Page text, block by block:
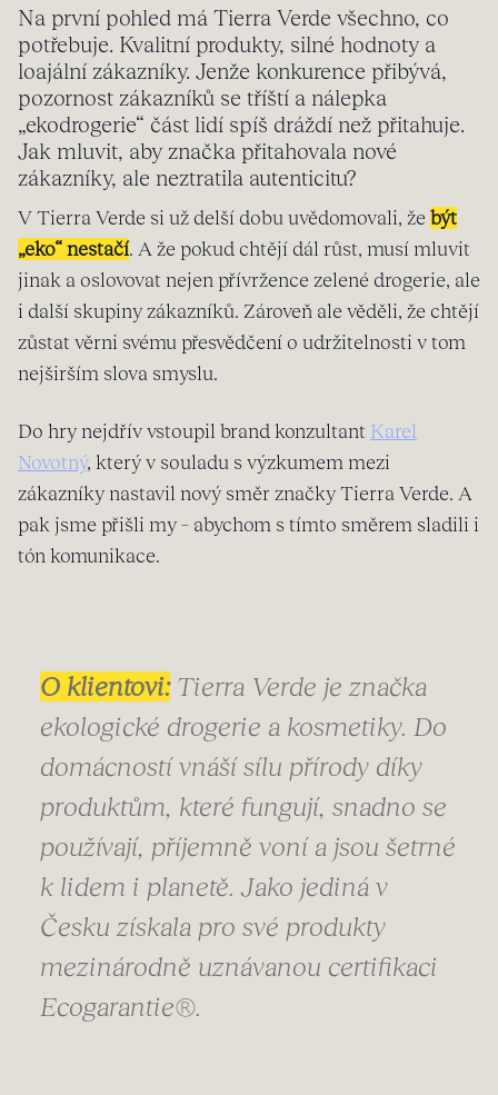
Na první pohled má Tierra Verde všechno, co
potřebuje. Kvalitní produkty, silné hodnoty a
loajální zákazníky. Jenže konkurence přibývá,
pozornost zákazníků se tříští a nálepka
„ekodrogerie“ část lidí spíš dráždí než přitahuje.
Jak mluvit, aby značka přitahovala nové
zákazníky, ale neztratila autenticitu?
V Tierra Verde si už delší dobu uvědomovali, že být
„eko“ nestačí. A že pokud chtějí dál růst, musí mluvit
jinak a oslovovat nejen přívržence zelené drogerie, ale
i další skupiny zákazníků. Zároveň ale věděli, že chtějí
zůstat věrni svému přesvědčení o udržitelnosti v tom
nejširším slova smyslu.
Do hry nejdřív vstoupil brand konzultant Karel
Novotný, který v souladu s výzkumem mezi
zákazníky nastavil nový směr značky Tierra Verde. A
pak jsme přišli my – abychom s tímto směrem sladili i
tón komunikace.
O klientovi:Tierra Verde je značka
ekologické drogerie a kosmetiky. Do
domácností vnáší sílu přírody díky
produktům, které fungují, snadno se
používají, příjemně voní a jsou šetrné
k lidem i planetě. Jako jediná v
Česku získala pro své produkty
mezinárodně uznávanou certifikaci
Ecogarantie®.